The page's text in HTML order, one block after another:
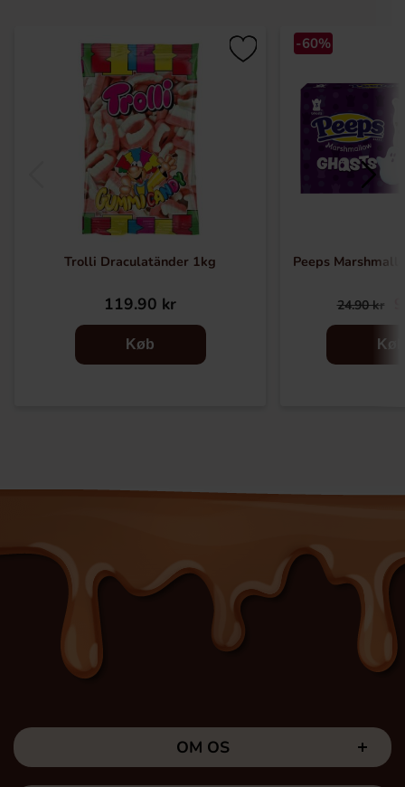
Trolli Draculatänder 1kg
119.90 kr
Køb
-60%
Peeps
24.90 kr
Køb
OM OS